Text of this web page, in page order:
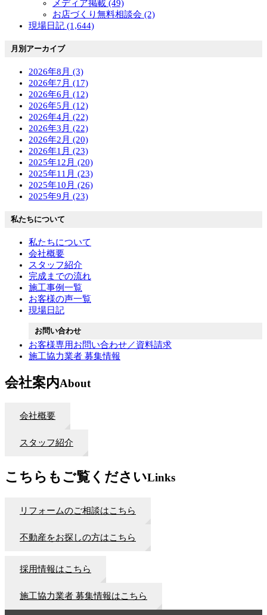
メディア掲載 (49)
お店づくり無料相談会 (2)
現場日記 (1,644)
月別アーカイブ
2026年8月 (3)
2026年7月 (17)
2026年6月 (12)
2026年5月 (12)
2026年4月 (22)
2026年3月 (22)
2026年2月 (20)
2026年1月 (23)
2025年12月 (20)
2025年11月 (23)
2025年10月 (26)
2025年9月 (23)
私たちについて
私たちについて
会社概要
スタッフ紹介
完成までの流れ
施工事例一覧
お客様の声一覧
現場日記
お問い合わせ
お客様専用お問い合わせ／資料請求
施工協力業者 募集情報
会社案内About
会社概要
スタッフ紹介
こちらもご覧くださいLinks
リフォームのご相談はこちら
不動産をお探しの方はこちら
採用情報はこちら
施工協力業者 募集情報はこちら